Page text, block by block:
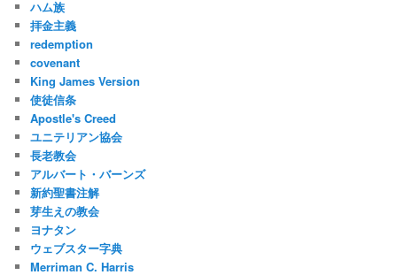
ハム族
拝金主義
redemption
covenant
King James Version
使徒信条
Apostle's Creed
ユニテリアン協会
長老教会
アルバート・バーンズ
新約聖書注解
芽生えの教会
ヨナタン
ウェブスター字典
Merriman C. Harris